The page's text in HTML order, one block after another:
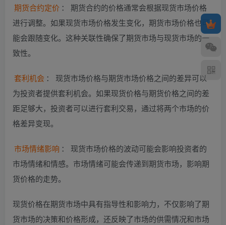
期货合约定价 ： 期货合约的价格通常会根据现货市场价格
进行调整。如果现货市场价格发生变化，期货市场价格也可
能会跟随变化。这种关联性确保了期货市场与现货市场的一
致性。
套利机会 ： 现货市场价格与期货市场价格之间的差异可以
为投资者提供套利机会。如果现货价格与期货价格之间的差
距足够大，投资者可以进行套利交易，通过将两个市场的价
格差异变现。
市场情绪影响 ： 现货市场价格的波动可能会影响投资者的
市场情绪和情感。市场情绪可能会传递到期货市场，影响期
货价格的走势。
现货价格在期货市场中具有指导性和影响力，不仅影响了期
货市场的决策和价格形成，还反映了市场的供需情况和市场